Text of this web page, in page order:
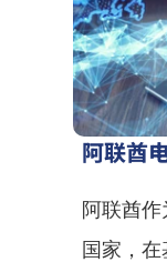
阿联酋
阿联酋
国家，